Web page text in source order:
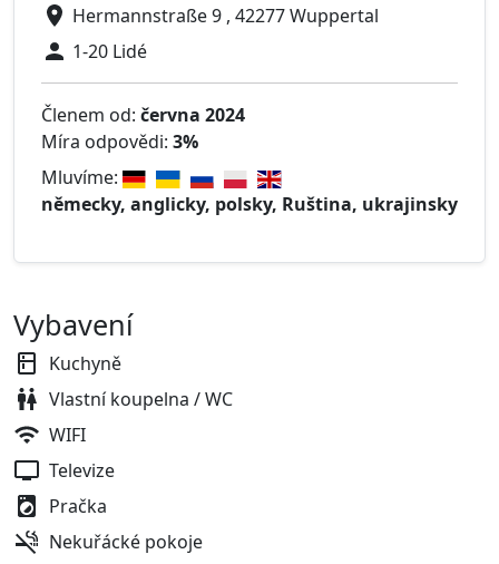
Hermannstraße 9 , 42277 Wuppertal
1-20 Lidé
Členem od: června 2024
Míra odpovědi: 3%
Mluvíme:
německy, anglicky, polsky, Ruština, ukrajinsky
Vybavení
Kuchyně
Vlastní koupelna / WC
WIFI
Televize
Pračka
Nekuřácké pokoje